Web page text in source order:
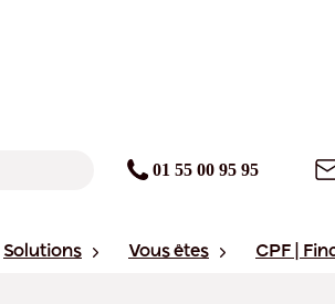
01 55 00 95 95
Solutions Vous êtes CPF |